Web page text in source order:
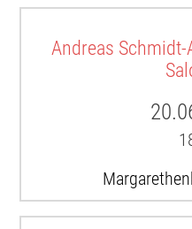
Andreas Schmidt-